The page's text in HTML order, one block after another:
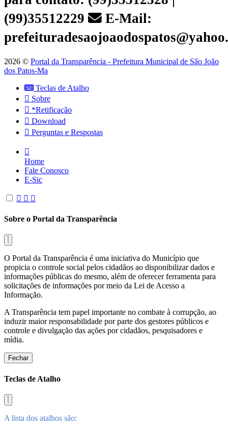
(99)35512229
E-Mail:
2026 © Portal da Transparência - Prefeitura Municipal de São João
dos Patos-Ma
Teclas de Atalho
Sobre
*Retificação
Download
Perguntas e Respostas
Home
Fale Conosco
E-Sic
Sobre o Portal da Transparência
O Portal da Transparência é uma iniciativa do Município que
propicia o controle social pelos cidadãos ao disponibilizar dados e
informações públicas do mesmo, além de oferecer ferramenta para
solicitações de informações por meio da Lei de Acesso a
Informação.
A Transparência tem papel importante no combate à corrupção, ao
induzir maior responsabilidade por parte dos gestores públicos e
controle e divulgação das ações por cidadãos, pesquisadores e
mídia.
Fechar
Teclas de Atalho
A lista dos atalhos são: